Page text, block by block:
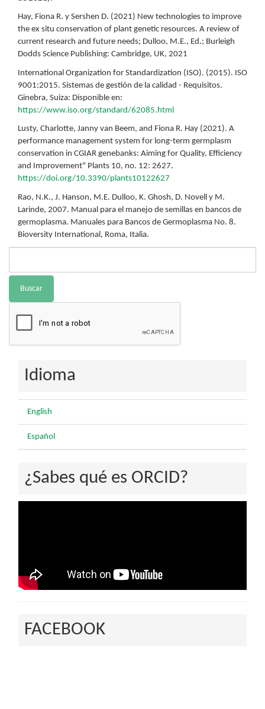
Hay, Fiona R. y Sershen D. (2021) New technologies to improve
the ex situ conservation of plant genetic resources. A review of
current research and future needs; Dulloo, M.E., Ed.; Burleigh
Dodds Science Publishing: Cambridge, UK, 2021
International Organization for Standardization (ISO). (2015). ISO
9001:2015. Sistemas de gestión de la calidad - Requisitos.
Ginebra, Suiza: Disponible en:
https://www.iso.org/standard/62085.html
Lusty, Charlotte, Janny van Beem, and Fiona R. Hay (2021). A
performance management system for long-term germplasm
conservation in CGIAR genebanks: Aiming for Quality, Efficiency
and Improvement" Plants 10, no. 12: 2627.
https://doi.org/10.3390/plants10122627
Rao, N.K., J. Hanson, M.E. Dulloo, K. Ghosh, D. Novell y M.
Larinde, 2007. Manual para el manejo de semillas en bancos de
germoplasma. Manuales para Bancos de Germoplasma No. 8.
Bioversity International, Roma, Italia.
Buscar
Idioma
English
Español
¿Sabes qué es ORCID?
FACEBOOK